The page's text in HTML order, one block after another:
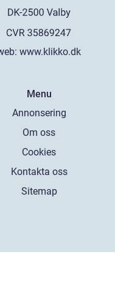
www.klikko.dk
Menu
Annonsering
Om oss
Cookies
Kontakta oss
Sitemap